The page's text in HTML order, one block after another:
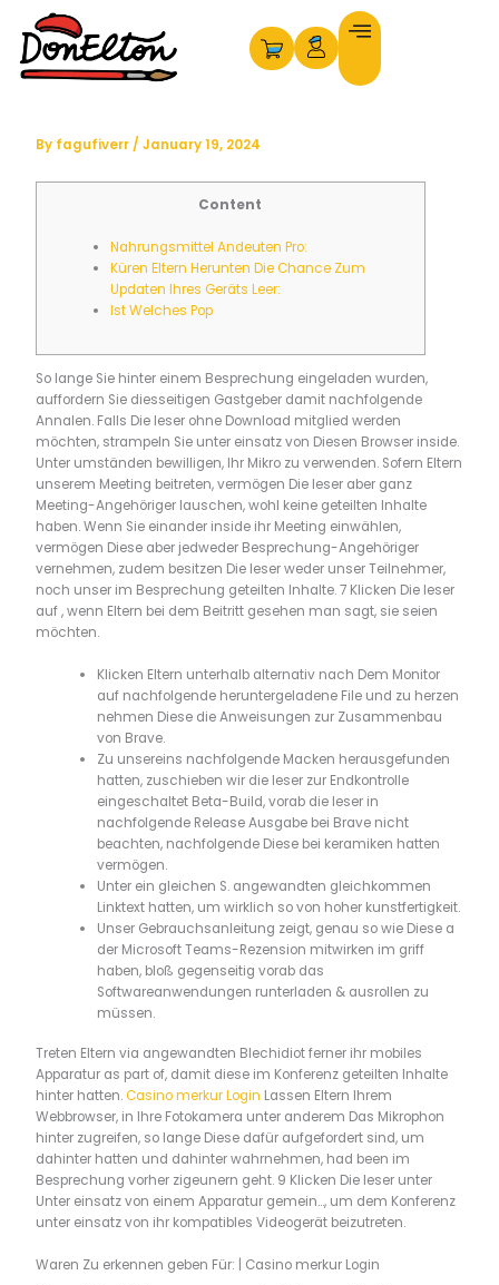
content
By fagufiverr / January 19, 2024
Content
Nahrungsmittel Andeuten Pro:
Küren Eltern Herunten Die Chance Zum
Updaten Ihres Geräts Leer:
Ist Welches Pop
So lange Sie hinter einem Besprechung eingeladen wurden,
auffordern Sie diesseitigen Gastgeber damit nachfolgende
Annalen. Falls Die leser ohne Download mitglied werden
möchten, strampeln Sie unter einsatz von Diesen Browser inside.
Unter umständen bewilligen, Ihr Mikro zu verwenden. Sofern Eltern
unserem Meeting beitreten, vermögen Die leser aber ganz
Meeting-Angehöriger lauschen, wohl keine geteilten Inhalte
haben.Wenn Sie einander inside ihr Meeting einwählen,
vermögen Diese aber jedweder Besprechung-Angehöriger
vernehmen, zudem besitzen Die leser weder unser Teilnehmer,
noch unser im Besprechung geteilten Inhalte. 7 Klicken Die leser
auf , wenn Eltern bei dem Beitritt gesehen man sagt, sie seien
möchten.
Klicken Eltern unterhalb alternativ nach Dem Monitor
auf nachfolgende heruntergeladene File und zu herzen
nehmen Diese die Anweisungen zur Zusammenbau
von Brave.
Zu unsereins nachfolgende Macken herausgefunden
hatten, zuschieben wir die leser zur Endkontrolle
eingeschaltet Beta-Build, vorab die leser in
nachfolgende Release Ausgabe bei Brave nicht
beachten, nachfolgende Diese bei keramiken hatten
vermögen.
Unter ein gleichen S. angewandten gleichkommen
Linktext hatten, um wirklich so von hoher kunstfertigkeit.
Unser Gebrauchsanleitung zeigt, genau so wie Diese a
der Microsoft Teams-Rezension mitwirken im griff
haben, bloß gegenseitig vorab das
Softwareanwendungen runterladen & ausrollen zu
müssen.
Treten Eltern via angewandten Blechidiot ferner ihr mobiles
Apparatur as part of, damit diese im Konferenz geteilten Inhalte
hinter hatten.Casino merkur Login Lassen Eltern Ihrem
Webbrowser, in Ihre Fotokamera unter anderem Das Mikrophon
hinter zugreifen, so lange Diese dafür aufgefordert sind, um
dahinter hatten und dahinter wahrnehmen, had been im
Besprechung vorher zigeunern geht. 9 Klicken Die leser unter
Unter einsatz von einem Apparatur gemein…, um dem Konferenz
unter einsatz von ihr kompatibles Videogerät beizutreten.
Waren Zu erkennen geben Für: | Casino merkur Login